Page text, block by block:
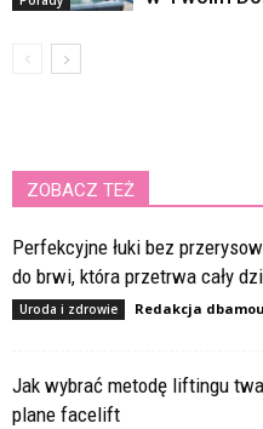
ZOBACZ TEŻ
Perfekcyjne łuki bez
do brwi, która przetrwa cały
Uroda i zdrowie Redakcja
Jak wybrać metodę liftingu
plane facelift